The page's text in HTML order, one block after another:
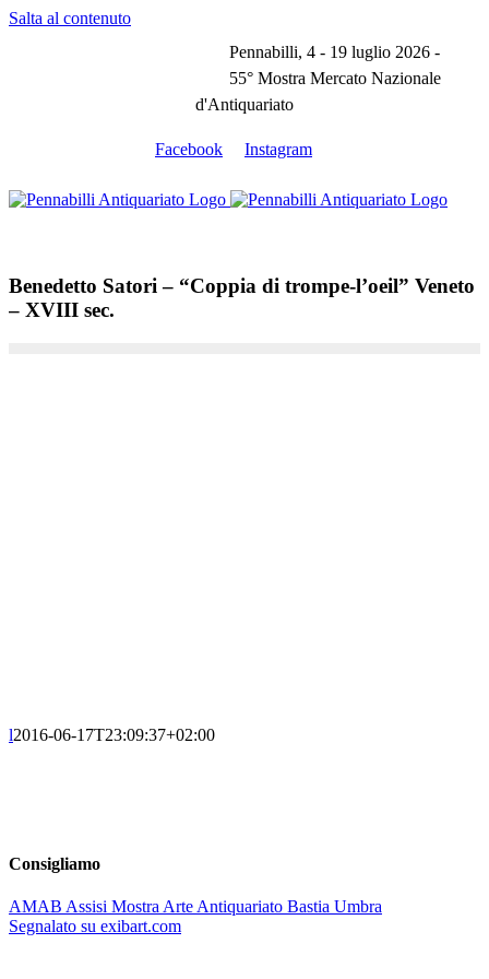
Salta al contenuto
Pennabilli, 4 - 19 luglio 2026 -
55° Mostra Mercato Nazionale
d'Antiquariato
Facebook Instagram
Benedetto Satori – “Coppia di trompe-l’oeil” Veneto
– XVIII sec.
l2016-06-17T23:09:37+02:00
Consigliamo
AMAB Assisi Mostra Arte Antiquariato Bastia Umbra
Segnalato su exibart.com